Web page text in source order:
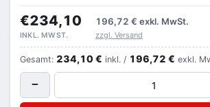
€234,10 196,72 € exkl. MwSt.
INKL. MWST. zzgl. Versand
Gesamt: 234,10 € inkl. / 196,72 € exkl.
−